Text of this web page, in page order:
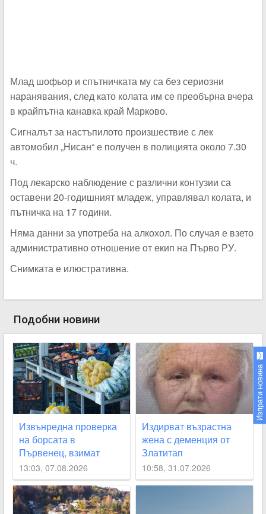
Млад шофьор и спътничката му са без сериозни
наранявания, след като колата им се преобърна вчера
в крайпътна канавка край Марково.
Сигналът за настъпилото произшествие с лек
автомобил „Нисан“ е получен в полицията около 7.30
ч.
Под лекарско наблюдение с различни контузии са
оставени 20-годишният младеж, управлявал колата, и
пътничка на 17 години.
Няма данни за употреба на алкохол. По случая е взето
административно отношение от екип на Първо РУ.
Снимката е илюстративна.
Подобни новини
Извънредна проверка
на борсата в
Първенец, взимат
проби за наличие на
пестициди
13:03, 07.08.2026
Издирват възрастна
жена с деменция от
Златитап
10:58, 31.07.2026
Изпрати новина